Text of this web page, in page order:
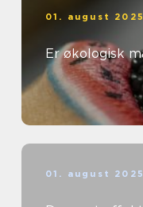
01. august 2025
Er økologisk
01. august 2025